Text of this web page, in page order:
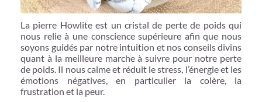
La pierre Howlite est un cristal de perte de poids qui
nous relie à une conscience supérieure afin que nous
soyons guidés par notre intuition et nos conseils divins
quant à la meilleure marche à suivre pour notre perte
de poids. Il nous calme et réduit le stress, l’énergie et les
émotions négatives, en particulier la colère, la
frustration et la peur.